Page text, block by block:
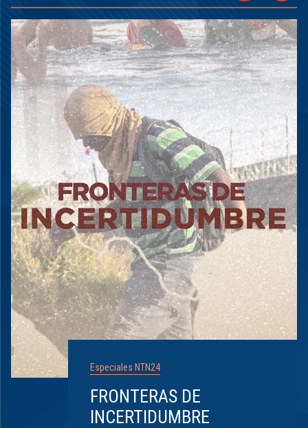
Especiales NTN24
FRONTERAS DE
INCERTIDUMBRE